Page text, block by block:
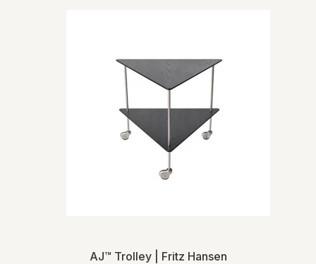
AJ™ Trolley | Fritz Hansen